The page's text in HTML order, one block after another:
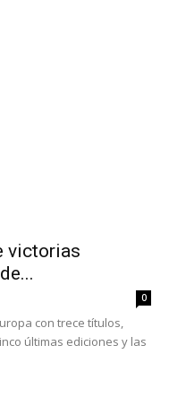
victorias
0
con trece títulos,
últimas ediciones y las